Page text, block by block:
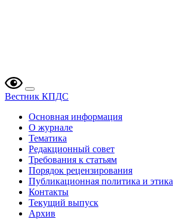
Вестник КПДС
Основная информация
О журнале
Тематика
Редакционный совет
Требования к статьям
Порядок рецензирования
Публикационная политика и этика
Контакты
Текущий выпуск
Архив